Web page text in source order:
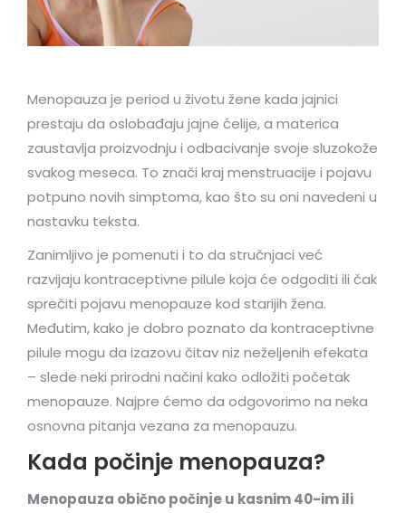
Menopauza je period u životu žene kada jajnici
prestaju da oslobađaju jajne ćelije, a materica
zaustavlja proizvodnju i odbacivanje svoje sluzokože
svakog meseca. To znači kraj menstruacije i pojavu
potpuno novih simptoma, kao što su oni navedeni u
nastavku teksta.
Zanimljivo je pomenuti i to da stručnjaci već
razvijaju kontraceptivne pilule koja će odgoditi ili čak
sprečiti pojavu menopauze kod starijih žena.
Međutim, kako je dobro poznato da kontraceptivne
pilule mogu da izazovu čitav niz neželjenih efekata
– slede neki prirodni načini kako odložiti početak
menopauze. Najpre ćemo da odgovorimo na neka
osnovna pitanja vezana za menopauzu.
Kada počinje menopauza?
Menopauza obično počinje u kasnim 40-im ili